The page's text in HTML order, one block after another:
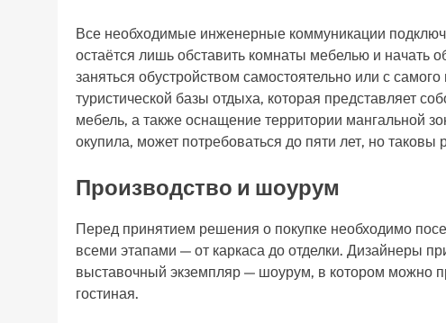
Все необходимые инженерные коммуникации
остаётся лишь обставить комнаты мебелью и начать
заняться обустройством самостоятельно или с
туристической базы отдыха, которая представляет
мебель, а также оснащение территории мангальной
окупила, может потребоваться до пяти лет, но таковы
Производство и шоурум
Перед принятием решения о покупке необходимо
всеми этапами — от каркаса до отделки. Дизайнеры
выставочный экземпляр — шоурум, в котором можно
гостиная.